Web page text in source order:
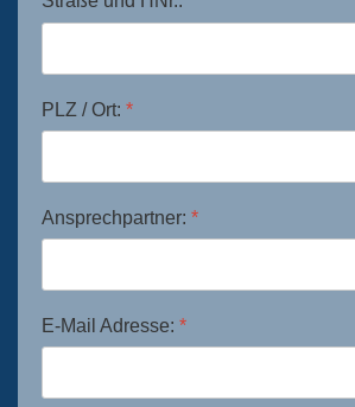
PLZ / Ort: *
Ansprechpartner: *
E-Mail Adresse: *